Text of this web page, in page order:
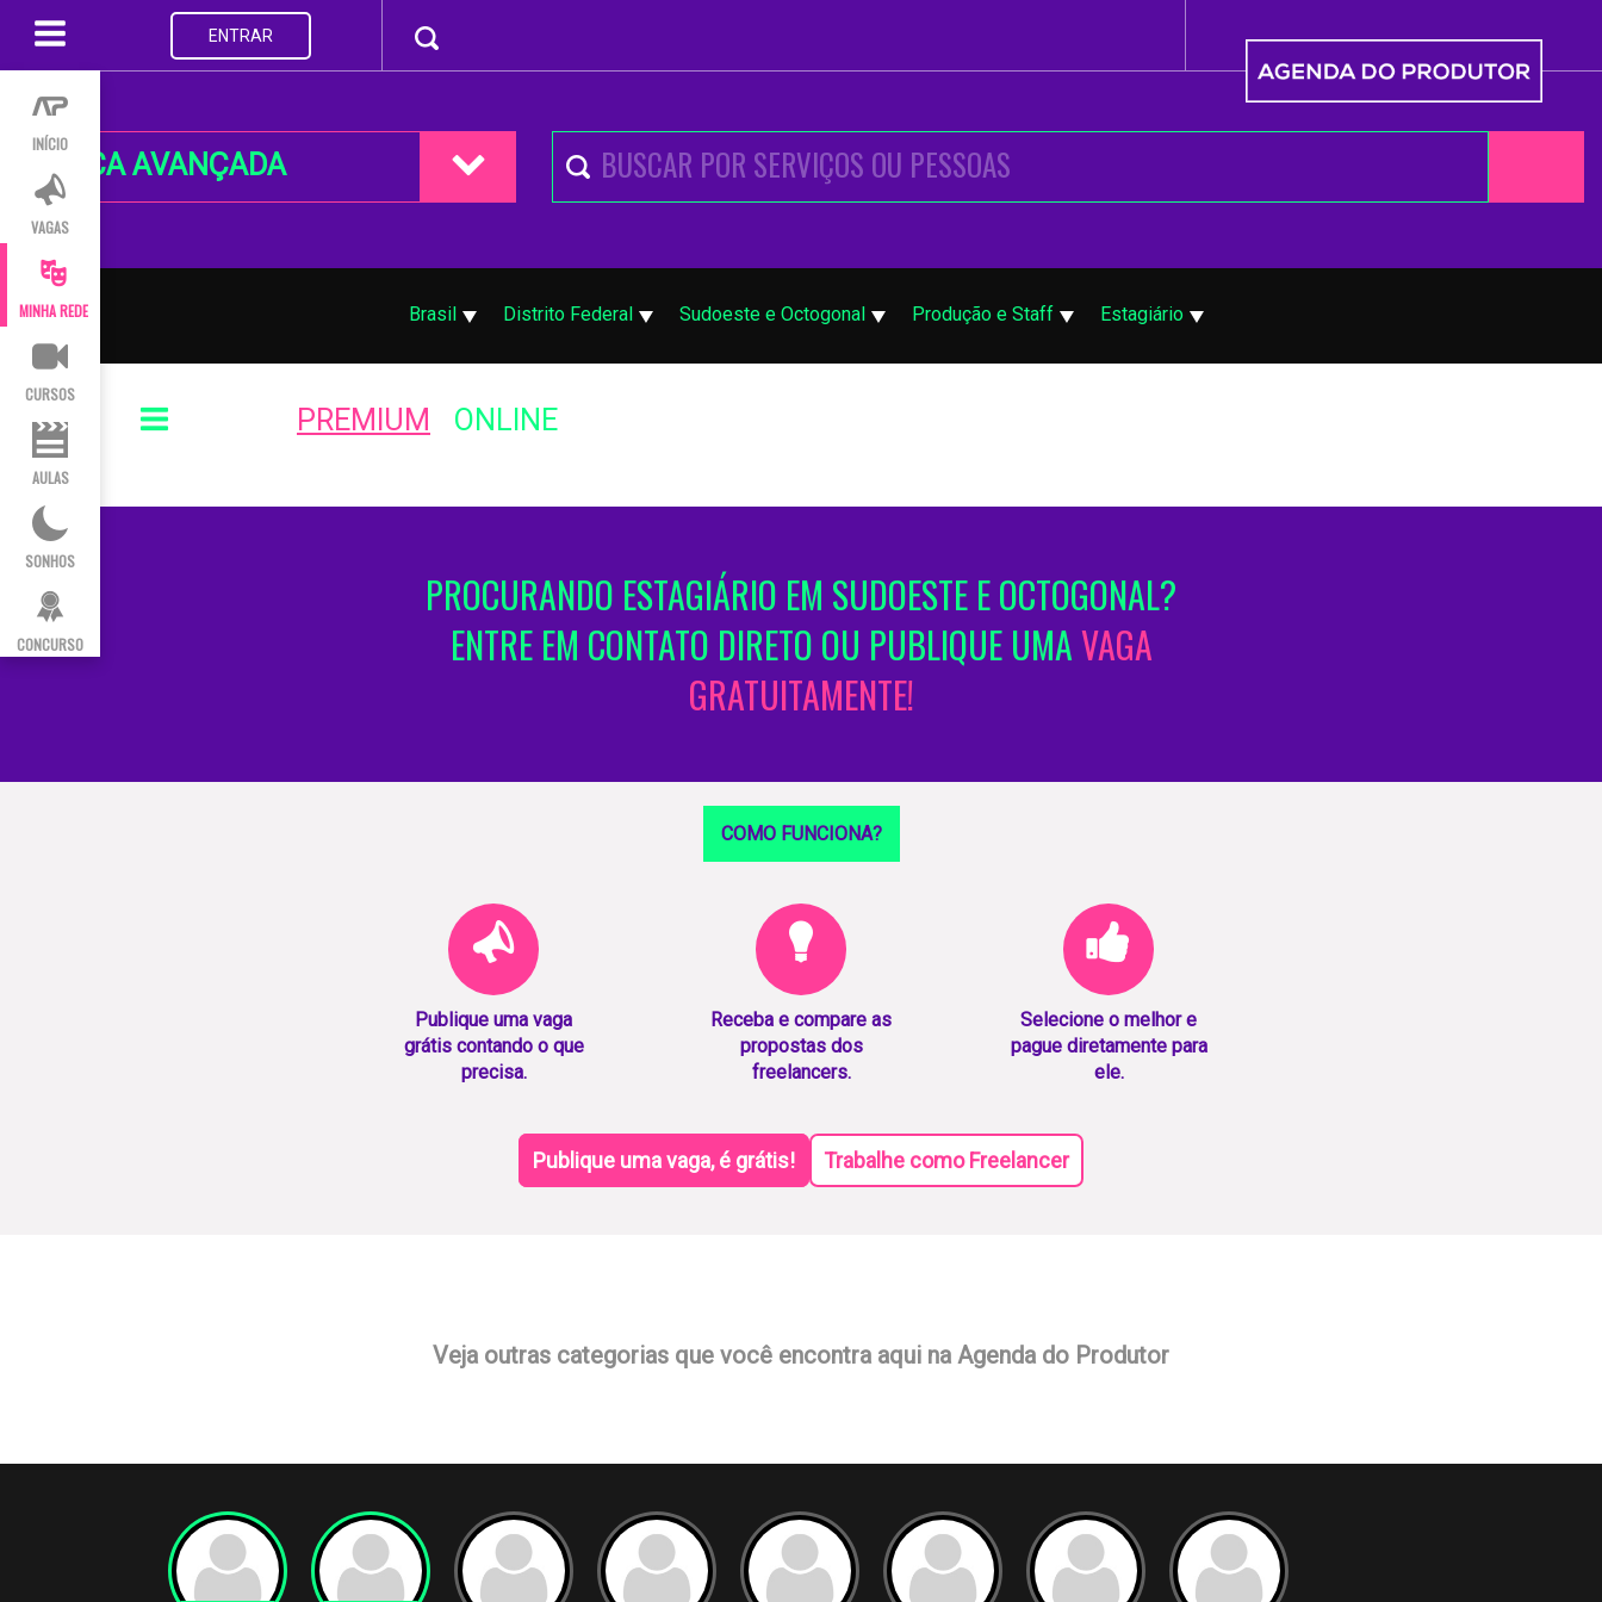
INÍCIO
VAGAS
MINHA REDE
CURSOS
AULAS
SONHOS
CONCURSO
ENTRAR
BUSCA AVANÇADA
Brasil Distrito Federal Sudoeste e Octogonal Produção e Staff Estagiário
PREMIUM ONLINE
PROCURANDO ESTAGIÁRIO EM SUDOESTE E OCTOGONAL?
ENTRE EM CONTATO DIRETO OU PUBLIQUE UMAVAGA
GRATUITAMENTE!
COMO FUNCIONA?
Publique uma vaga
grátis contando o que
precisa.
Receba e compare as
propostas dos
freelancers.
Selecione o melhor e
pague diretamente para
ele.
Publique uma vaga, é grátis! Trabalhe como Freelancer
Veja outras categorias que você encontra aqui na Agenda do Produtor